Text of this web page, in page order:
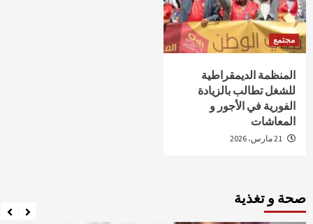
مجتمع
المنظمة الديمقراطية
للشغل تطالب بالزيادة
الفورية في الأجور و
المعاشات
صحة و تغذية